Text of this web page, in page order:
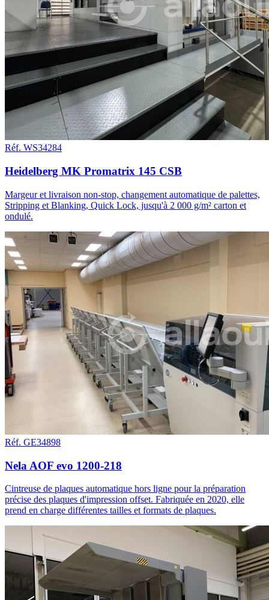
Réf. WS34284
Heidelberg MK Promatrix 145 CSB
Margeur et livraison non-stop, changement automatique de palettes,
Stripping et Blanking, Quick Lock, jusqu'à 2 000 g/m² carton et
ondulé.
Réf. GE34898
Nela AOF evo 1200-218
Cintreuse de plaques automatique hors ligne pour la préparation
précise des plaques d'impression offset. Fabriquée en 2020, elle
prend en charge différentes tailles et formats de plaques.